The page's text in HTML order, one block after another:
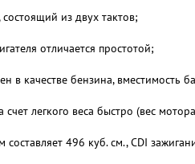
из двух тактов;
отличается простотой;
в качестве бензина, вместимость
счет легкого веса быстро (вес
составляет 496 куб. см., CDI